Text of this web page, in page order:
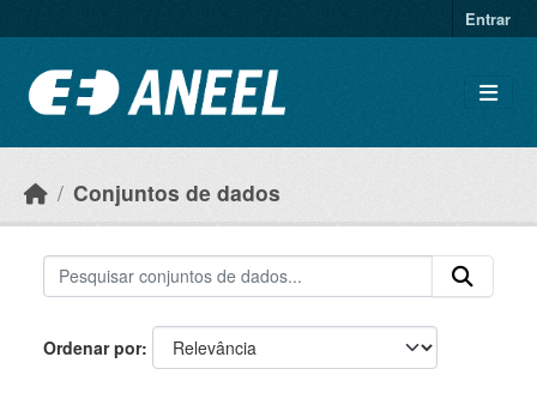
Entrar
Conjuntos de dados
Ordenar por